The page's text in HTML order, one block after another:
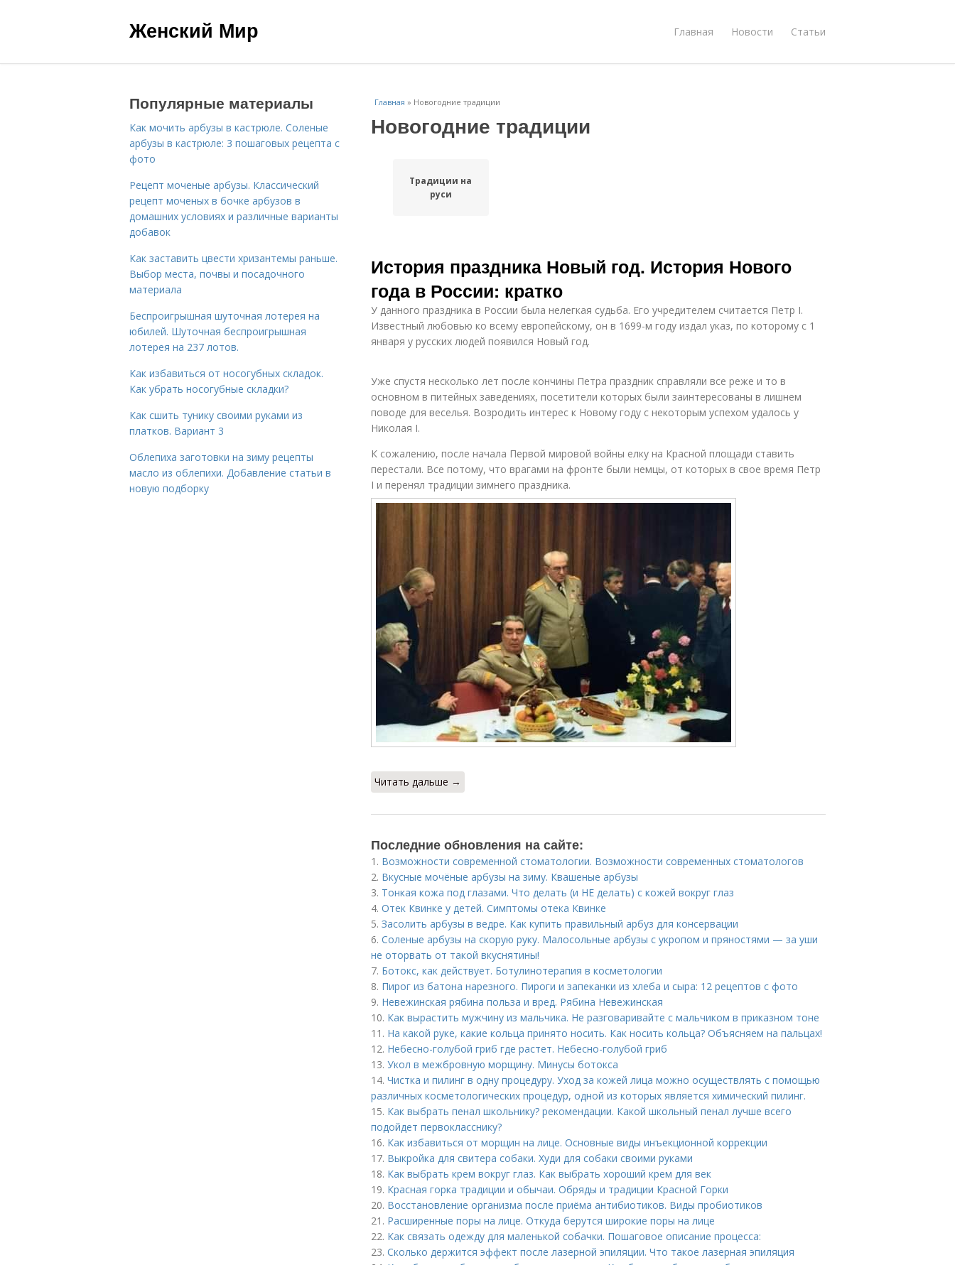
Женский Мир Главная Новости Статьи
Главная » Новогодние традиции
Новогодние традиции
Традиции на
руси
История праздника Новый год. История Нового
года в России: кратко
У данного праздника в России была нелегкая судьба. Его учредителем считается Петр I.
Известный любовью ко всему европейскому, он в 1699-м году издал указ, по которому с 1
января у русских людей появился Новый год.
Уже спустя несколько лет после кончины Петра праздник справляли все реже и то в
основном в питейных заведениях, посетители которых были заинтересованы в лишнем
поводе для веселья. Возродить интерес к Новому году с некоторым успехом удалось у
Николая I.
К сожалению, после начала Первой мировой войны елку на Красной площади ставить
перестали. Все потому, что врагами на фронте были немцы, от которых в свое время Петр
I и перенял традиции зимнего праздника.
Читать дальше →
Последние обновления на сайте:
1. Возможности современной стоматологии. Возможности современных стоматологов
2. Вкусные мочёные арбузы на зиму. Квашеные арбузы
3. Тонкая кожа под глазами. Что делать (и НЕ делать) с кожей вокруг глаз
4. Отек Квинке у детей. Симптомы отека Квинке
5. Засолить арбузы в ведре. Как купить правильный арбуз для консервации
6. Соленые арбузы на скорую руку. Малосольные арбузы с укропом и пряностями — за уши
не оторвать от такой вкуснятины!
7. Ботокс, как действует. Ботулинотерапия в косметологии
8. Пирог из батона нарезного. Пироги и запеканки из хлеба и сыра: 12 рецептов с фото
9. Невежинская рябина польза и вред. Рябина Невежинская
10. Как вырастить мужчину из мальчика. Не разговаривайте с мальчиком в приказном тоне
11. На какой руке, какие кольца принято носить. Как носить кольца? Объясняем на пальцах!
12. Небесно-голубой гриб где растет. Небесно-голубой гриб
13. Укол в межбровную морщину. Минусы ботокса
14. Чистка и пилинг в одну процедуру. Уход за кожей лица можно осуществлять с помощью
различных косметологических процедур, одной из которых является химический пилинг.
15. Как выбрать пенал школьнику? рекомендации. Какой школьный пенал лучше всего
подойдет первокласснику?
16. Как избавиться от морщин на лице. Основные виды инъекционной коррекции
17. Выкройка для свитера собаки. Худи для собаки своими руками
18. Как выбрать крем вокруг глаз. Как выбрать хороший крем для век
19. Красная горка традиции и обычаи. Обряды и традиции Красной Горки
20. Восстановление организма после приёма антибиотиков. Виды пробиотиков
21. Расширенные поры на лице. Откуда берутся широкие поры на лице
22. Как связать одежду для маленькой собачки. Пошаговое описание процесса:
23. Сколько держится эффект после лазерной эпиляции. Что такое лазерная эпиляция
Популярные материалы
Как мочить арбузы в кастрюле. Соленые
арбузы в кастрюле: 3 пошаговых рецепта с
фото
Рецепт моченые арбузы. Классический
рецепт моченых в бочке арбузов в
домашних условиях и различные варианты
добавок
Как заставить цвести хризантемы раньше.
Выбор места, почвы и посадочного
материала
Беспроигрышная шуточная лотерея на
юбилей. Шуточная беспроигрышная
лотерея на 237 лотов.
Как избавиться от носогубных складок.
Как убрать носогубные складки?
Как сшить тунику своими руками из
платков. Вариант 3
Облепиха заготовки на зиму рецепты
масло из облепихи. Добавление статьи в
новую подборку